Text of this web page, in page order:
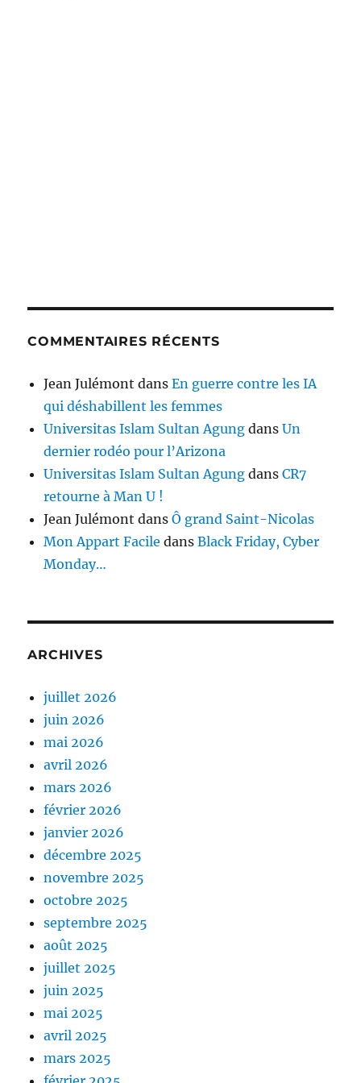
COMMENTAIRES RÉCENTS
Jean Julémont dansEn guerre contre les IA
qui déshabillent les femmes
Universitas Islam Sultan Agung dansUn
dernier rodéo pour l’Arizona
Universitas Islam Sultan Agung dansCR7
retourne à Man U !
Jean Julémont dansÔ grand Saint-Nicolas
Mon Appart Facile dansBlack Friday, Cyber
Monday…
ARCHIVES
juillet 2026
juin 2026
mai 2026
avril 2026
mars 2026
février 2026
janvier 2026
décembre 2025
novembre 2025
octobre 2025
septembre 2025
août 2025
juillet 2025
juin 2025
mai 2025
avril 2025
mars 2025